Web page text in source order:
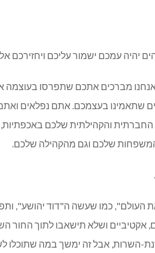
יהיה עמכם ישמור עליכם ויחזירכם
מברכים אתכם שתפרסו בעוצמה
שתאמינו בעצמכם. אתם נפלאים
והקהילתית שלכם באכפתיות,
שלכם וגם מהקהילה שלכם.
העולם", כמו שעשה ה"דוד יהושע",
אקטיביים ושלא תישאבו לתוך החור
השרות, אבל זה ימשך במה שתוכלו